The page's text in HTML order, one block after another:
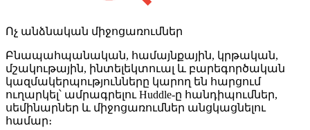
Ոչ անձնական միջոցառումներ
Բնապահպանական, համայնքային, կրթական,
մշակութային, ինտելեկտուալ և բարեգործական
կազմակերպությունները կարող են հարցում
ուղարկել՝ ամրագրելու Huddle-ը հանդիպումներ,
սեմինարներ և միջոցառումներ անցկացնելու
համար։